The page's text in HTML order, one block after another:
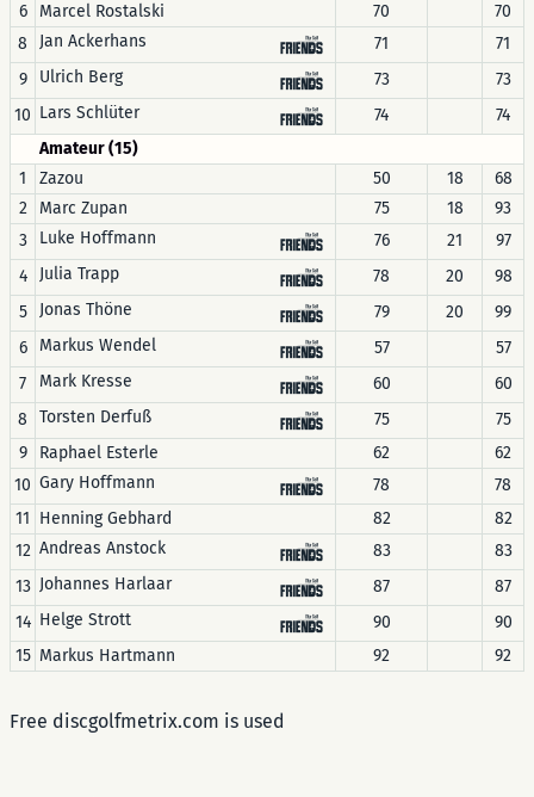
6
Marcel Rostalski 70
70
8
Jan Ackerhans 71
71
9
Ulrich Berg 73
73
10 Lars Schlüter 74
74
Amateur (15)
1
Zazou 50 18
68
2
Marc Zupan 75 18
93
3
Luke Hoffmann 76 21
97
4
Julia Trapp 78 20
98
5
Jonas Thöne 79 20
99
6
Markus Wendel 57
57
7
Mark Kresse 60
60
8
Torsten Derfuß 75
75
9
Raphael Esterle 62
62
10 Gary Hoffmann 78
78
11 Henning Gebhard 82
82
12 Andreas Anstock 83
83
13 Johannes Harlaar 87
87
14 Helge Strott 90
90
15 Markus Hartmann 92 92
Free discgolfmetrix.com is used